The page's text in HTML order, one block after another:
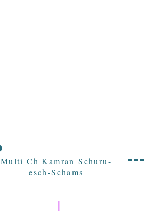
Multi Ch Kamran Schuru-
esch-Schams